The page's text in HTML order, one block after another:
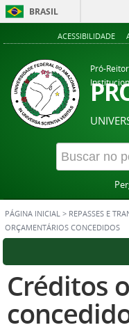
BRASIL
ACESSIBILIDADE
Pró-
PÁGINA INICIAL > REPASSES E
ORÇAMENTÁRIOS CONCEDIDOS
Créditos